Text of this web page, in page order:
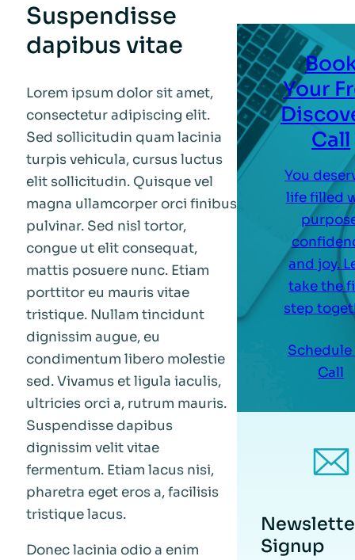
Suspendisse
dapibus vitae
Lorem ipsum dolor sit amet,
consectetur adipiscing elit.
Sed sollicitudin quam lacinia
turpis vehicula, cursus luctus
elit sollicitudin. Quisque vel
magna ullamcorper orci finibus
pulvinar. Sed nisl tortor,
congue ut elit consequat,
mattis posuere nunc. Etiam
porttitor eu mauris vitae
tristique. Nullam tincidunt
dignissim augue, eu
condimentum libero molestie
sed. Vivamus et ligula iaculis,
ultricies orci a, rutrum mauris.
Suspendisse dapibus
dignissim velit vitae
fermentum. Etiam lacus nisi,
pharetra eget eros a, facilisis
tristique lacus.
Donec lacinia odio a enim
Your
Call
You
life filled
and joy.
take the
step
Schedule
Call
Signup